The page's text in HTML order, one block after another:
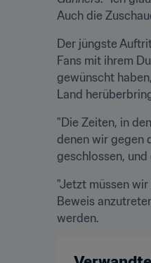
Auch die
Der jüngste
Fans mit ihrem
gewünscht
Land
"Die Zeiten, in
denen wir gegen
geschlossen,
"Jetzt müssen
Beweis
werden.